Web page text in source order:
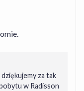
za tak
w Radisson